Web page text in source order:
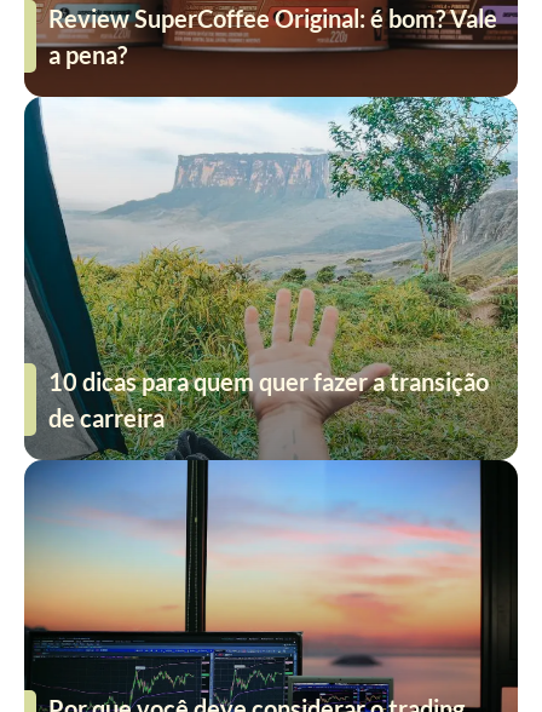
Review SuperCoffee Original: é bom? Vale
a pena?
10 dicas para quem quer fazer a transição
de carreira